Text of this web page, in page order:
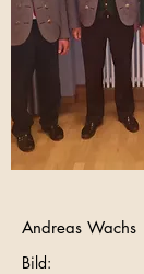
Andreas Wachs
Bild: